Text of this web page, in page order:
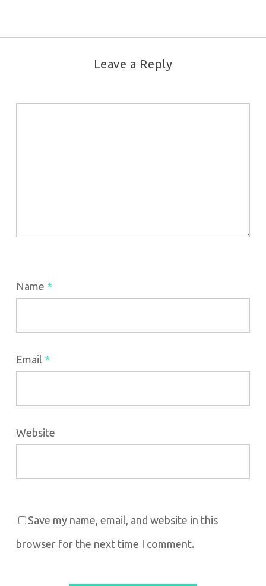
Leave a Reply
Name *
Email *
Website
Save my name, email, and website in this
browser for the next time I comment.